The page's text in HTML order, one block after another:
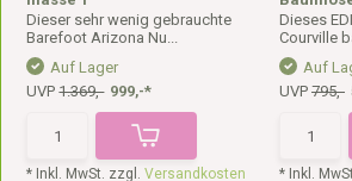
Dieser sehr wenig gebrauchte
Barefoot Arizona Nu...
Auf Lager
UVP1.369,- 999,-*
* Inkl. MwSt. zzgl.Versandkosten
Dieses
Courville
Auf
UVP 795,-
* Inkl.